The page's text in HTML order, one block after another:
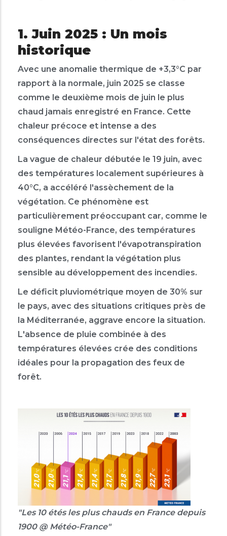
1. Juin 2025 : Un mois
historique
Avec une anomalie thermique de +3,3°C par
rapport à la normale, juin 2025 se classe
comme le deuxième mois de juin le plus
chaud jamais enregistré en France. Cette
chaleur précoce et intense a des
conséquences directes sur l'état des forêts.
La vague de chaleur débutée le 19 juin, avec
des températures localement supérieures à
40°C, a accéléré l'assèchement de la
végétation. Ce phénomène est
particulièrement préoccupant car, comme le
souligne Météo-France, des températures
plus élevées favorisent l'évapotranspiration
des plantes, rendant la végétation plus
sensible au développement des incendies.
Le déficit pluviométrique moyen de 30% sur
le pays, avec des situations critiques près de
la Méditerranée, aggrave encore la situation.
L'absence de pluie combinée à des
températures élevées crée des conditions
idéales pour la propagation des feux de
forêt.
"Les 10 étés les plus chauds en France depuis
1900 @ Météo-France"